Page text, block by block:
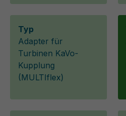
Typ
Adapter für
Turbinen KaVo-
Kupplung
(MULTIflex)